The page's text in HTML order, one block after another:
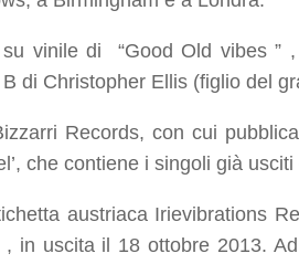
su vinile di “Good Old vibes” ,
di Christopher Ellis (figlio del
Records, con cui
, che contiene i singoli già
austriaca Irievibrations
in uscita il 18 ottobre 2013.